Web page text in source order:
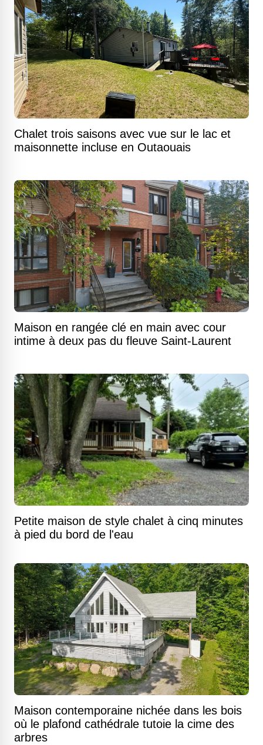
Chalet trois saisons avec vue sur le lac et
maisonnette incluse en Outaouais
Maison en rangée clé en main avec cour
intime à deux pas du fleuve Saint-Laurent
Petite maison de style chalet à cinq minutes
à pied du bord de l'eau
Maison contemporaine nichée dans les bois
où le plafond cathédrale tutoie la cime des
arbres